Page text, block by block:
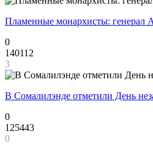
Пламенные монархисты: генерал
0
140112
3
В Сомалилэнде отметили День
0
125443
0